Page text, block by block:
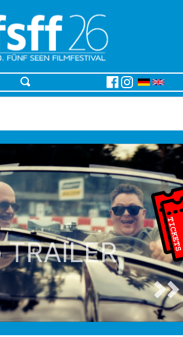
TRAILER